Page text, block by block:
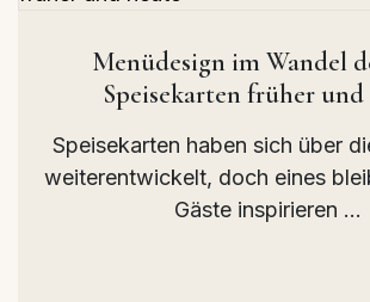
Menüdesign im Wandel
Speisekarten früher
Speisekarten haben sich über
weiterentwickelt, doch eines
Gäste inspirieren ...